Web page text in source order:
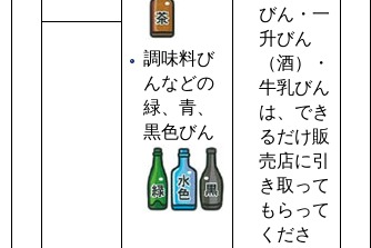
調味料び
んなどの
緑、青、
黒色びん
びん・一
升びん
（酒）・
牛乳びん
は、でき
るだけ販
売店に引
き取って
もらって
くださ